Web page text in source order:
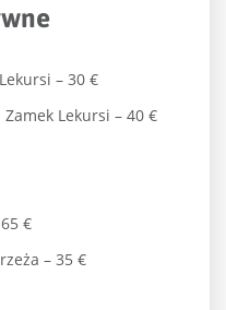
– 30 €
Lekursi – 40 €
€
– 35 €